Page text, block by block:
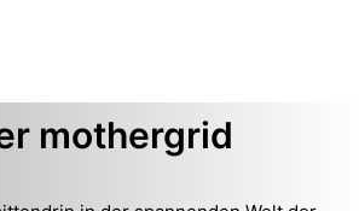
mothergrid